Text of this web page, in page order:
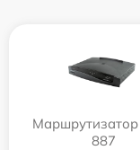
Маршрутизатор
887